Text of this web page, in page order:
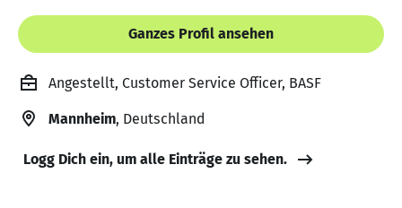
Ganzes Profil ansehen
Angestellt, Customer Service Officer, BASF
Mannheim, Deutschland
Logg Dich ein, um alle Einträge zu sehen.